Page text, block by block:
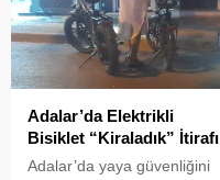
Adalar’da Elektrikli
Bisiklet “Kiraladık” İtirafı
Adalar’da yaya güvenliğini